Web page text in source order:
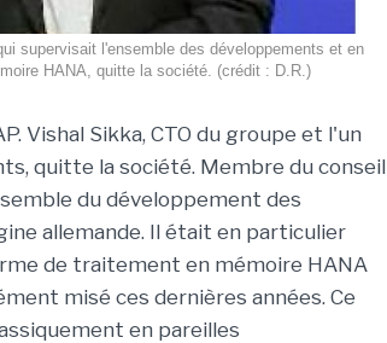
supervisait l'ensemble des développements et en
HANA, quitte la société. (crédit : D.R.)
Vishal Sikka, CTO du groupe et l'un
quitte la société. Membre du conseil
du développement des
allemande. Il était en particulier
de traitement en mémoire HANA
misé ces dernières années. Ce
en pareilles